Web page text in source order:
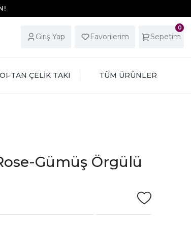
Giriş Yap Favorilerim
0
Sepetim
ÇELİK TAKI TÜM ÜRÜNLER
Gümüş Örgülü